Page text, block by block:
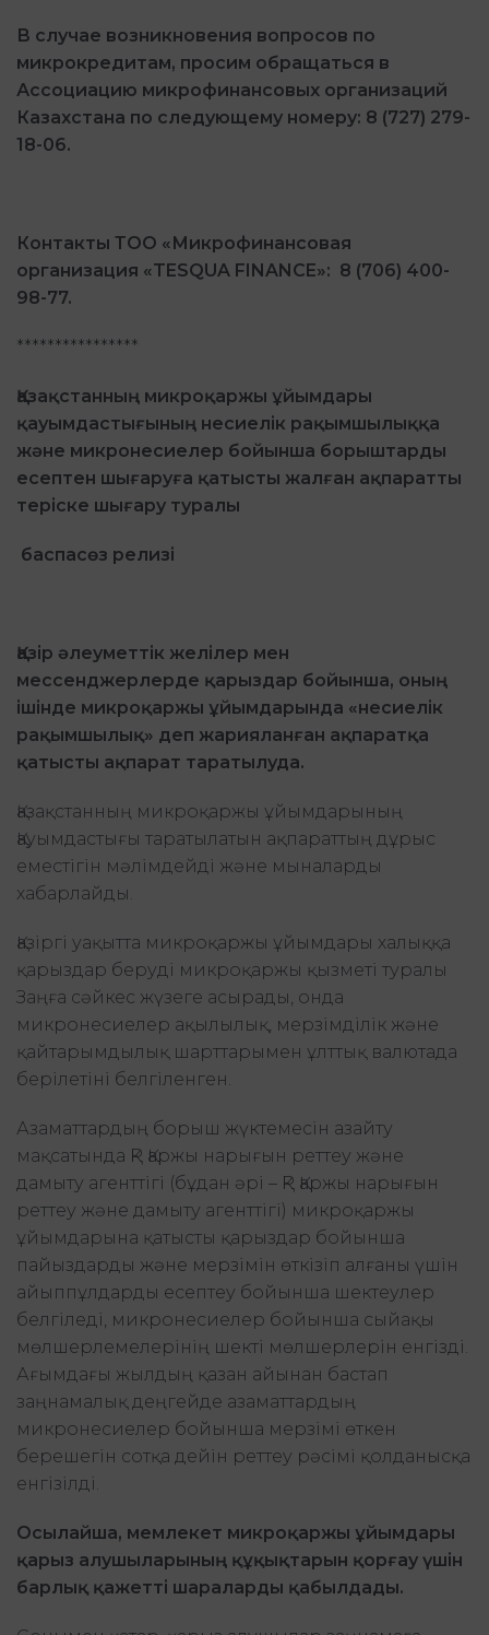
В случае возникновения вопросов по
микрокредитам, просим обращаться в
Ассоциацию микрофинансовых организаций
Казахстана по следующему номеру: 8 (727) 279-
18-06.
Контакты ТОО «Микрофинансовая
организация «TESQUA FINANCE»: 8 (706) 400-
98-77.
****************
Қазақстанның микроқаржы ұйымдары
қауымдастығының несиелік рақымшылыққа
және микронесиелер бойынша борыштарды
есептен шығаруға қатысты жалған ақпаратты
теріске шығару туралы
баспасөз релизі
Қазір әлеуметтік желілер мен
мессенджерлерде қарыздар бойынша, оның
ішінде микроқаржы ұйымдарында «несиелік
рақымшылық» деп жарияланған ақпаратқа
қатысты ақпарат таратылуда.
Қазақстанның микроқаржы ұйымдарының
Қауымдастығы таратылатын ақпараттың дұрыс
еместігін мәлімдейді және мыналарды
хабарлайды.
Қазіргі уақытта микроқаржы ұйымдары халыққа
қарыздар беруді микроқаржы қызметі туралы
Заңға сәйкес жүзеге асырады, онда
микронесиелер ақылылық, мерзімділік және
қайтарымдылық шарттарымен ұлттық валютада
берілетіні белгіленген.
Азаматтардың борыш жүктемесін азайту
мақсатында ҚР Қаржы нарығын реттеу және
дамыту агенттігі (бұдан әрі – ҚР Қаржы нарығын
реттеу және дамыту агенттігі) микроқаржы
ұйымдарына қатысты қарыздар бойынша
пайыздарды және мерзімін өткізіп алғаны үшін
айыппұлдарды есептеу бойынша шектеулер
белгіледі, микронесиелер бойынша сыйақы
мөлшерлемелерінің шекті мөлшерлерін енгізді.
Ағымдағы жылдың қазан айынан бастап
заңнамалық деңгейде азаматтардың
микронесиелер бойынша мерзімі өткен
берешегін сотқа дейін реттеу рәсімі қолданысқа
енгізілді.
Осылайша, мемлекет микроқаржы ұйымдары
қарыз алушыларының құқықтарын қорғау үшін
барлық қажетті шараларды қабылдады.